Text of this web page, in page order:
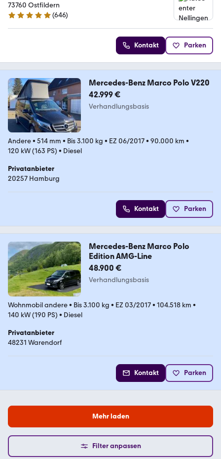
73760 Ostfildern
4.8 Sterne
(646)
Kontakt Parken
Mercedes-Benz Marco Polo V220
42.999 €
Verhandlungsbasis
Andere• 514 mm • Bis 3.100 kg • EZ 06/2017• 90.000 km •
120 kW (163 PS) • Diesel
Privatanbieter
20257 Hamburg
Kontakt Parken
Mercedes-Benz Marco Polo
Edition AMG-Line
48.900 €
Verhandlungsbasis
Wohnmobil andere• Bis 3.100 kg • EZ 03/2017• 104.518 km •
140 kW (190 PS) • Diesel
Privatanbieter
48231 Warendorf
Kontakt Parken
Mehr laden
Filter anpassen